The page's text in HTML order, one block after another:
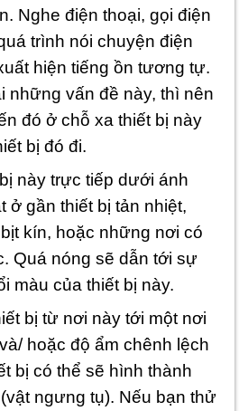
Nghe điện thoại, gọi điện
trình nói chuyện điện
hiện tiếng ồn tương tự.
những vấn đề này, thì nên
đó ở chỗ xa thiết bị này
bị đó đi.
này trực tiếp dưới ánh
ở gần thiết bị tản nhiệt,
kín, hoặc những nơi có
Quá nóng sẽ dẫn tới sự
màu của thiết bị này.
bị từ nơi này tới một nơi
hoặc độ ẩm chênh lệch
bị có thể sẽ hình thành
ngưng tụ). Nếu bạn thử